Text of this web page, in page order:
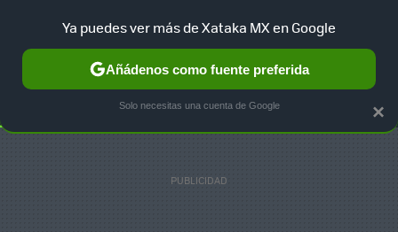
SELECCIÓN GAMING HOME AUTO TERRITORIO
×
Ya puedes ver más de Xataka MX en Google
Añádenos como fuente preferida
Solo necesitas una cuenta de Google